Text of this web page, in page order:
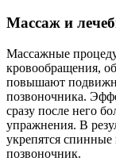
Массаж и
Массажные
кровообращения,
повышают
позвоночника.
сразу после него
упражнения. В
укрепятся
позвоночник.